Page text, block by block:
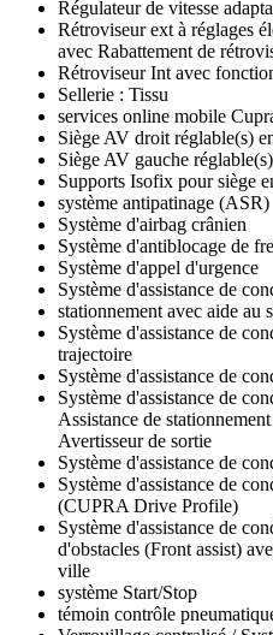
Régulateur de vitesse
Rétroviseur ext à réglages
avec Rabattement de
Rétroviseur Int avec
Sellerie : Tissu
services online mobile
Siège AV droit réglable(s)
Siège AV gauche
Supports Isofix pour siège
système antipatinage (ASR)
Système d'airbag crânien
Système d'antiblocage de
Système d'appel d'urgence
Système d'assistance de
stationnement avec aide au
Système d'assistance de
trajectoire
Système d'assistance de
Système d'assistance de
Assistance de
Avertisseur de sortie
Système d'assistance de
Système d'assistance de
(CUPRA Drive Profile)
Système d'assistance de
d'obstacles (Front assist)
ville
système Start/Stop
témoin contrôle